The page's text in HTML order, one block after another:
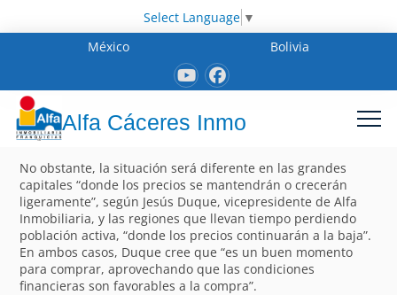
Select Language ▼
México
Bolivia
Alfa Cáceres Inmo
No obstante, la situación será diferente en las grandes
capitales “donde los precios se mantendrán o crecerán
ligeramente”, según Jesús Duque, vicepresidente de Alfa
Inmobiliaria, y las regiones que llevan tiempo perdiendo
población activa, “donde los precios continuarán a la baja”.
En ambos casos, Duque cree que “es un buen momento
para comprar, aprovechando que las condiciones
financieras son favorables a la compra”.